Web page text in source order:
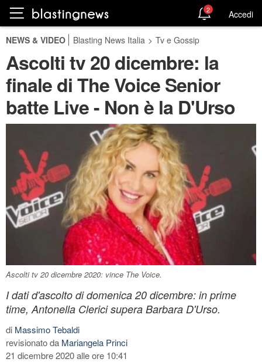
2 Accedi
NEWS & VIDEO Blasting News Italia > Tv e Gossip
Ascolti tv 20 dicembre: la
finale di The Voice Senior
batte Live - Non è la D'Urso
Ascolti tv 20 dicembre 2020: vince The Voice.
I dati d'ascolto di domenica 20 dicembre: in prime
time, Antonella Clerici supera Barbara D'Urso.
di Massimo Tebaldi
revisionato da Mariangela Princi
21 dicembre 2020 alle ore 10:41